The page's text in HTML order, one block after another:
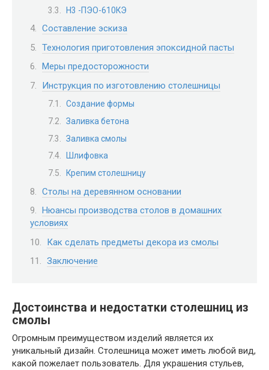
Н3 -ПЭО-610КЭ
Составление эскиза
Технология приготовления эпоксидной пасты
Меры предосторожности
Инструкция по изготовлению столешницы
Создание формы
Заливка бетона
Заливка смолы
Шлифовка
Крепим столешницу
Столы на деревянном основании
Нюансы производства столов в домашних
условиях
Как сделать предметы декора из смолы
Заключение
Достоинства и недостатки столешниц из
смолы
Огромным преимуществом изделий является их
уникальный дизайн. Столешница может иметь любой вид,
какой пожелает пользователь. Для украшения стульев,